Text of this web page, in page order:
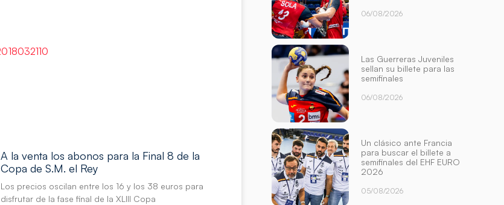
A la venta los abonos para la Final 8 de la
Copa de S.M. el Rey
Los precios oscilan entre los 16 y los 38 euros para
disfrutar de la fase final de la XLIII Copa
06/08/2026
Las Guerreras Juveniles
sellan su billete para las
semifinales
06/08/2026
Un clásico ante Francia
para buscar el billete a
semifinales del EHF EURO
2026
05/08/2026